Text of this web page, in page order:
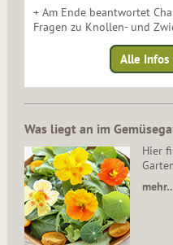
+ Am Ende beantwortet
Fragen zu Knollen- und
Alle Infos
Was liegt an im
Hier